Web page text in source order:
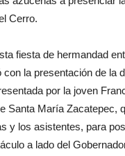
Cerro.
fiesta de hermandad
la presentación de la
por la joven
Santa María Zacatepec,
y los asistentes, para
a lado del